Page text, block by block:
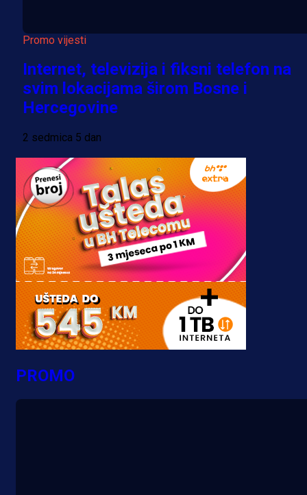
Promo vijesti
Internet, televizija i fiksni telefon na
svim lokacijama širom Bosne i
Hercegovine
2 sedmica 5 dan
PROMO